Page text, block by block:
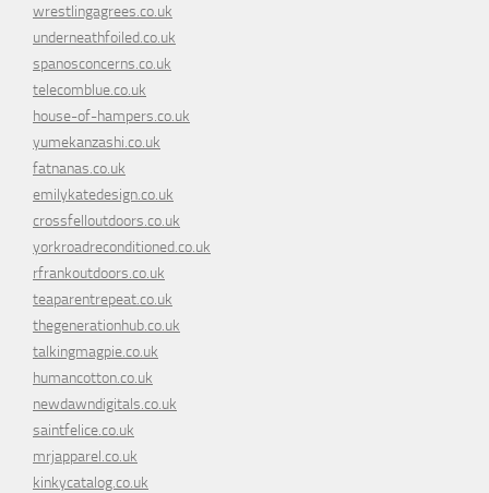
wrestlingagrees.co.uk
underneathfoiled.co.uk
spanosconcerns.co.uk
telecomblue.co.uk
house-of-hampers.co.uk
yumekanzashi.co.uk
fatnanas.co.uk
emilykatedesign.co.uk
crossfelloutdoors.co.uk
yorkroadreconditioned.co.uk
rfrankoutdoors.co.uk
teaparentrepeat.co.uk
thegenerationhub.co.uk
talkingmagpie.co.uk
humancotton.co.uk
newdawndigitals.co.uk
saintfelice.co.uk
mrjapparel.co.uk
kinkycatalog.co.uk